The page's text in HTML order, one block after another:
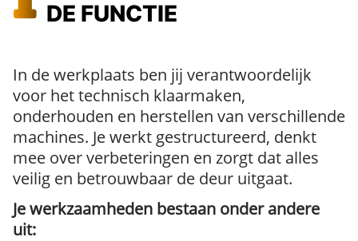
DE FUNCTIE
In de werkplaats ben jij verantwoordelijk
voor het technisch klaarmaken,
onderhouden en herstellen van verschillende
machines. Je werkt gestructureerd, denkt
mee over verbeteringen en zorgt dat alles
veilig en betrouwbaar de deur uitgaat.
Je werkzaamheden bestaan onder andere
uit: